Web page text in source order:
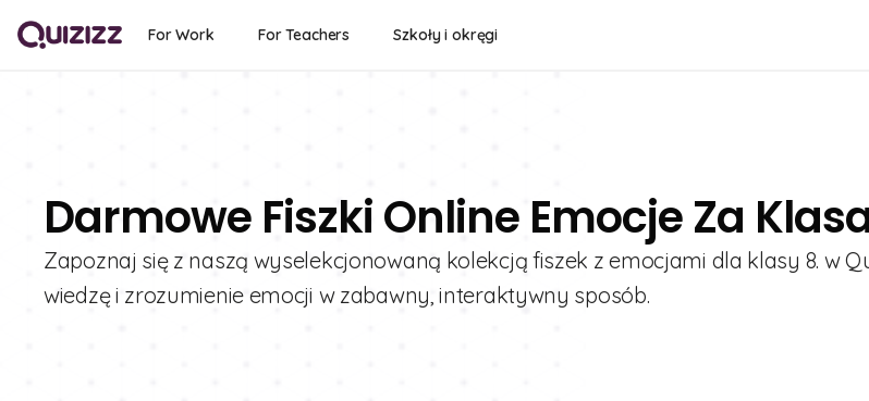
For Work For Teachers Szkoły i okręgi
Darmowe Fiszki Online Emocje Za
Zapoznaj się z naszą wyselekcjonowaną kolekcją fiszek z emocjami dla klasy 8. w
wiedzę i zrozumienie emocji w zabawny, interaktywny sposób.